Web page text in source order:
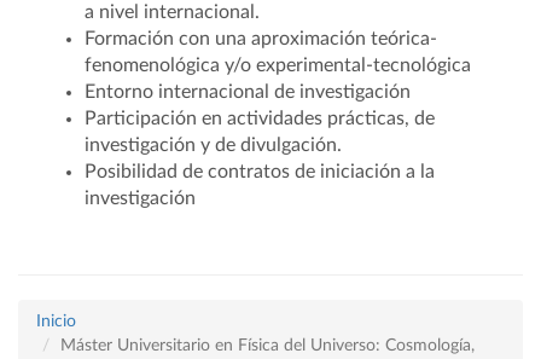
a nivel internacional.
Formación con una aproximación teórica-
fenomenológica y/o experimental-tecnológica
Entorno internacional de investigación
Participación en actividades prácticas, de
investigación y de divulgación.
Posibilidad de contratos de iniciación a la
investigación
Inicio
Máster Universitario en Física del Universo: Cosmología,